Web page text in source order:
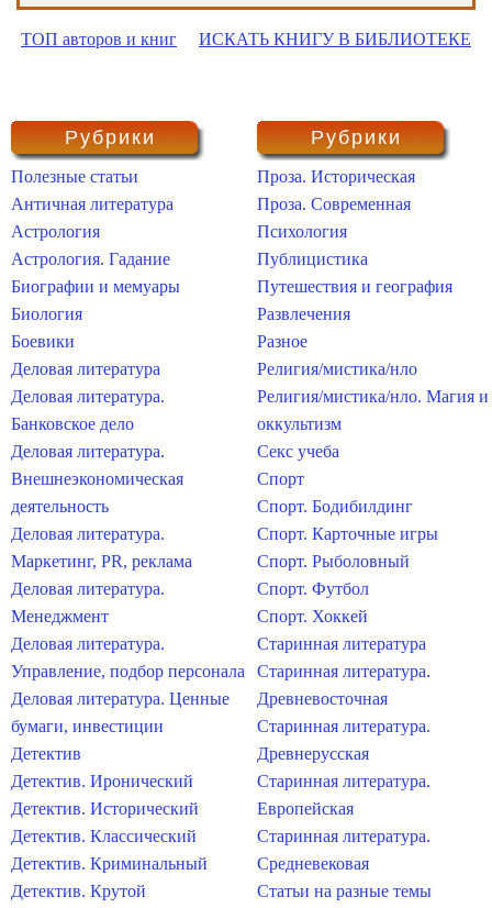
ТОП авторов и книг ИСКАТЬ КНИГУ В БИБЛИОТЕКЕ
Рубрики
Полезные статьи
Античная литература
Астрология
Астрология. Гадание
Биографии и мемуары
Биология
Боевики
Деловая литература
Деловая литература.
Банковское дело
Деловая литература.
Внешнеэкономическая
деятельность
Деловая литература.
Маркетинг, PR, реклама
Деловая литература.
Менеджмент
Деловая литература.
Управление, подбор персонала
Деловая литература. Ценные
бумаги, инвестиции
Детектив
Детектив. Иронический
Детектив. Исторический
Детектив. Классический
Детектив. Криминальный
Детектив. Крутой
Рубрики
Проза. Историческая
Проза. Современная
Психология
Публицистика
Путешествия и география
Развлечения
Разное
Религия/мистика/нло
Религия/мистика/нло. Магия и
оккультизм
Секс учеба
Спорт
Спорт. Бодибилдинг
Спорт. Карточные игры
Спорт. Рыболовный
Спорт. Футбол
Спорт. Хоккей
Старинная литература
Старинная литература.
Древневосточная
Старинная литература.
Древнерусская
Старинная литература.
Европейская
Старинная литература.
Средневековая
Статьи на разные темы